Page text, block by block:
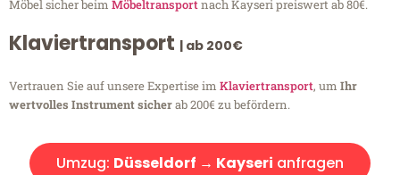
Möbel sicher beim Möbeltransportnach Kayseri preiswert ab 80€.
Klaviertransport | ab 200€
Vertrauen Sie auf unsere Expertise im Klaviertransport, um Ihr
wertvolles Instrument sicherab 200€ zu befördern.
Umzug: Düsseldorf → Kayseri anfragen